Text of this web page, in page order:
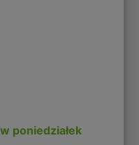
poniedziałek